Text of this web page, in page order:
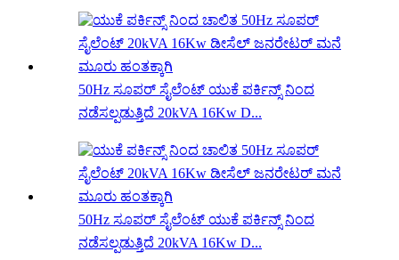
50Hz ಸೂಪರ್ ಸೈಲೆಂಟ್ ಯುಕೆ ಪರ್ಕಿನ್ಸ್ ನಿಂದ
ನಡೆಸಲ್ಪಡುತ್ತಿದೆ 20kVA 16Kw D...
50Hz ಸೂಪರ್ ಸೈಲೆಂಟ್ ಯುಕೆ ಪರ್ಕಿನ್ಸ್ ನಿಂದ
ನಡೆಸಲ್ಪಡುತ್ತಿದೆ 20kVA 16Kw D...